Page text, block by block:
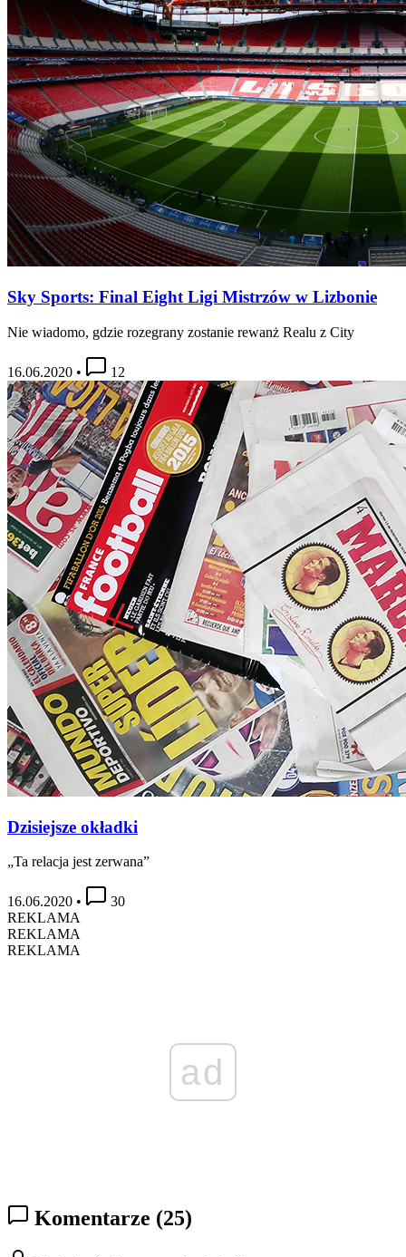
Sky Sports: Final Eight Ligi Mistrzów w Lizbonie
Nie wiadomo, gdzie rozegrany zostanie rewanż Realu z City
16.06.2020 • 12
Dzisiejsze okładki
„Ta relacja jest zerwana”
16.06.2020 •
30
REKLAMA
REKLAMA
REKLAMA
ad
Komentarze (25)